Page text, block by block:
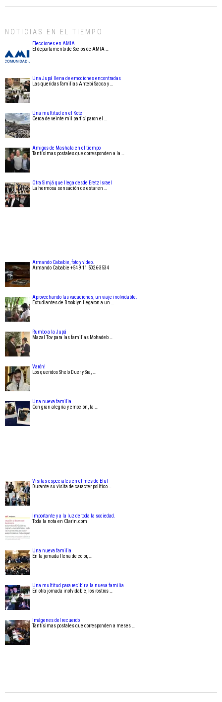
NOTICIAS EN EL TIEMPO
Elecciones en AMIA
El departamento de Socios de AMIA …
Una Jupá llena de emociones encontradas
Las queridas familias Antebi Sacca y …
Una multitud en el Kotel
Cerca de veinte mil participaron el …
Amigos de Mashala en el tiempo
Tantísimas postales que corresponden a la …
Otra Simjá que llega desde Eretz Israel
La hermosa sensación de estar en …
Armando Cababie, foto y video.
Armando Cababie +54 9 11 5026-3534
Aprovechando las vacaciones, un viaje inolvidable.
Estudiantes de Brooklyn llegaron a un …
Rumbo a la Jupá
Mazal Tov para las familias Mohadeb …
Varón!
Los queridos Shelo Duer y Sra, …
Una nueva familia
Con gran alegría y emoción, la …
Visitas especiales en el mes de Elul
Durante su visita de caracter político …
Importante y a la luz de toda la sociedad.
Toda la nota en Clarin.com
Una nueva familia
En la jornada llena de color, …
Una multitud para recibir a la nueva familia
En otra jornada inolvidable, los rostros …
Imágenes del recuerdo
Tantísimas postales que corresponden a meses …